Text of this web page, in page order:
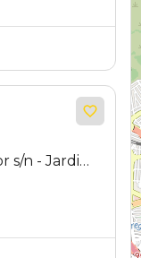
s/n - Jardim